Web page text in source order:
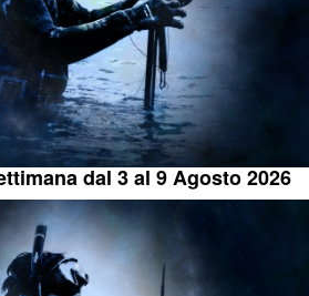
dal 3 al 9 Agosto 2026